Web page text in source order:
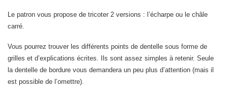
Le patron vous propose de tricoter 2 versions : l’écharpe ou le châle
carré.
Vous pourrez trouver les différents points de dentelle sous forme de
grilles et d’explications écrites. Ils sont assez simples à retenir. Seule
la dentelle de bordure vous demandera un peu plus d’attention (mais il
est possible de l’omettre).